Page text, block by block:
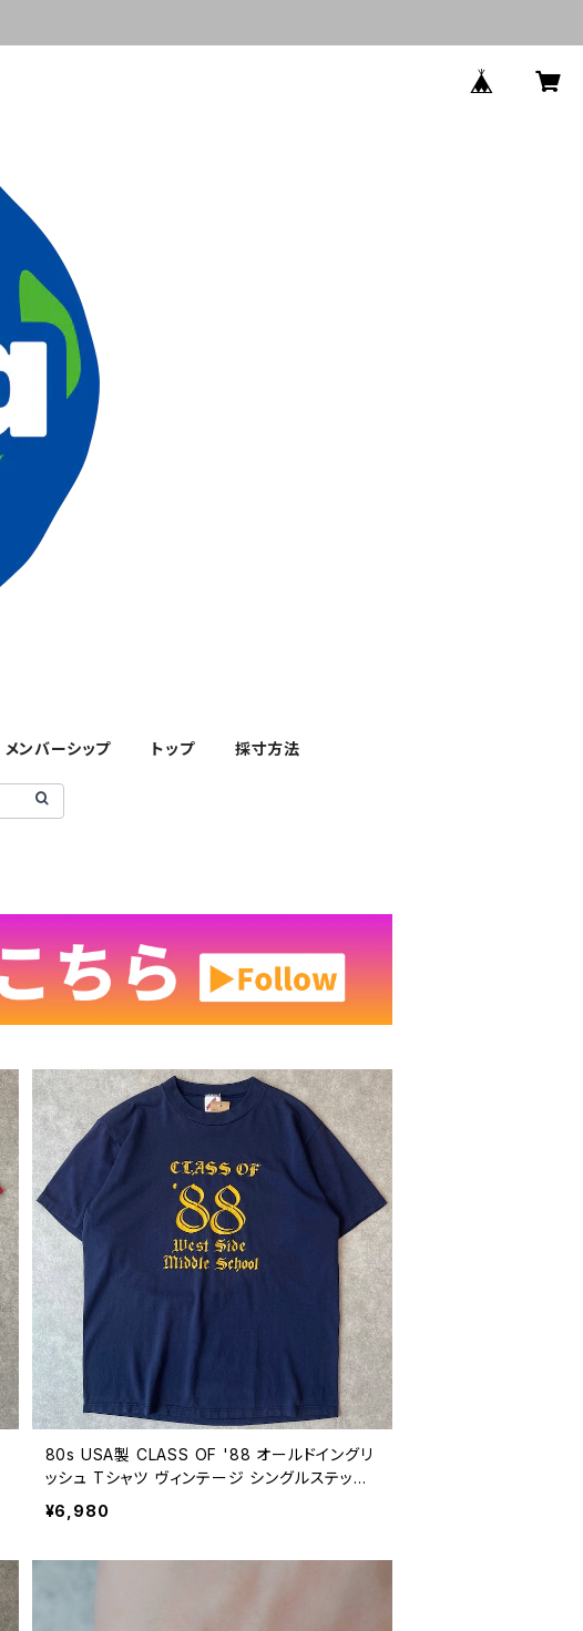
メンバーシップ トップ 採寸方法
80s USA製 CLASS OF '88 オールドイングリ
ッシュ Tシャツ ヴィンテージ シングルステッチ
クラス カレッジ スクール 1988 紺 ネイビー 古
着 80年代 ビンテージ L 26080308
¥6,980